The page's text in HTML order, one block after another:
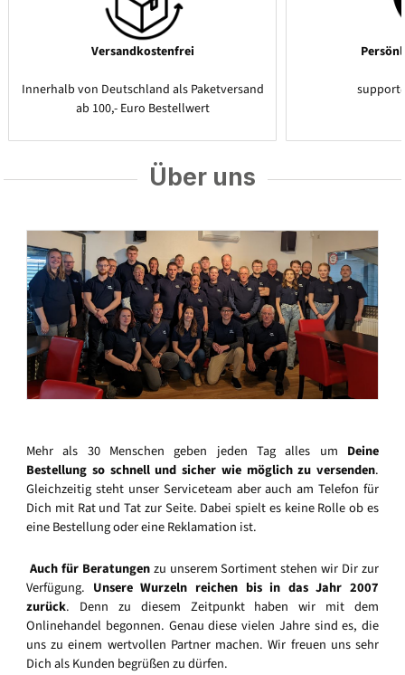
Versandkostenfrei
Innerhalb von Deutschland als Paketversand
ab 100,- Euro Bestellwert
Über uns
Mehr als 30 Menschen geben jeden Tag alles um Deine
Bestellung so schnell und sicher wie möglich zu versenden.
Gleichzeitig steht unser Serviceteam aber auch am Telefon für
Dich mit Rat und Tat zur Seite. Dabei spielt es keine Rolle ob es
eine Bestellung oder eine Reklamation ist.
Auch für Beratungenzu unserem Sortiment stehen wir Dir zur
Verfügung. Unsere Wurzeln reichen bis in das Jahr 2007
zurück. Denn zu diesem Zeitpunkt haben wir mit dem
Onlinehandel begonnen. Genau diese vielen Jahre sind es, die
uns zu einem wertvollen Partner machen. Wir freuen uns sehr
Dich als Kunden begrüßen zu dürfen.